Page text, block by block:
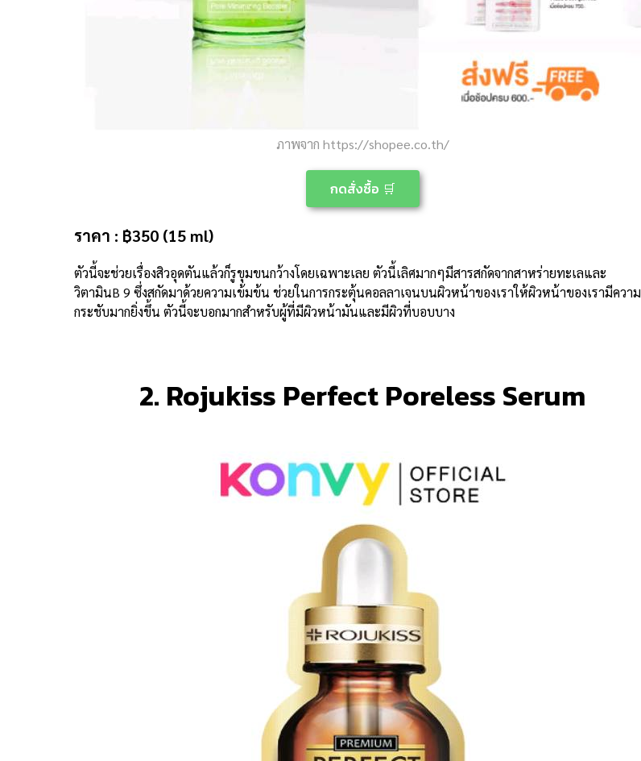
ภาพจาก https://shopee.co.th/
กดสั่งซื้อ 🛒
ราคา : ฿350 (15 ml)
ตัวนี้จะช่วยเรื่องสิวอุดตันแล้วก็รูขุมขนกว้างโดยเฉพาะเลย ตัวนี้เลิศมากๆมีสารสกัดจากสาหร่ายทะเลและ
วิตามินB 9 ซึ่งสกัดมาด้วยความเข้มข้น ช่วยในการกระตุ้นคอลลาเจนบนผิวหน้าของเราให้ผิวหน้าของเรามีความ
กระชับมากยิ่งขึ้น ตัวนี้จะบอกมากสำหรับผู้ที่มีผิวหน้ามันและมีผิวที่บอบบาง
2. Rojukiss Perfect Poreless Serum